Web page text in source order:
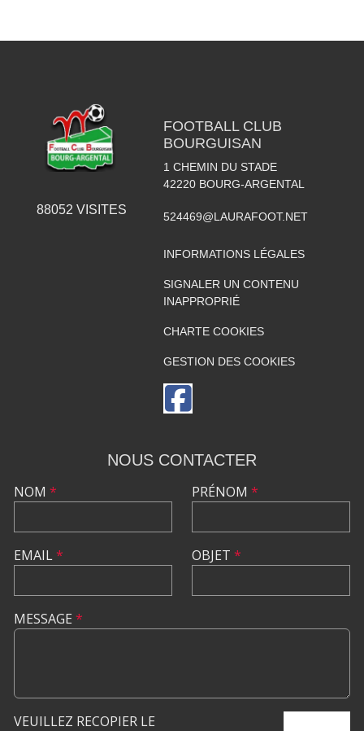
88052 VISITES
FOOTBALL CLUB
BOURGUISAN
1 CHEMIN DU STADE
42220 BOURG-ARGENTAL
524469@LAURAFOOT.NET
INFORMATIONS LÉGALES
SIGNALER UN CONTENU
INAPPROPRIÉ
CHARTE COOKIES
GESTION DES COOKIES
NOUS CONTACTER
NOM *
EMAIL*
PRÉNOM *
OBJET *
MESSAGE *
VEUILLEZ RECOPIER LE